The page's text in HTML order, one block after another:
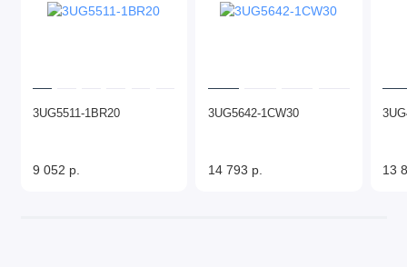
3UG5511-1BR20
9 052 р.
3UG5642-1CW30
14 793 р. 13